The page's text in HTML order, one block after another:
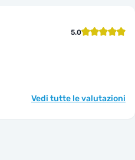
5.0
Vedi tutte le valutazioni